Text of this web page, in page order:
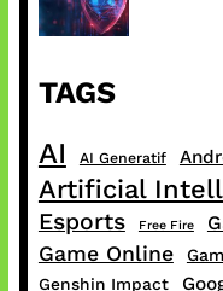
TAGS
AI AI Generatif
Artificial
Esports Free Fire
Game Online
Genshin Impact